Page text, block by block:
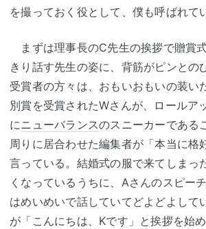
を撮っておく役として、僕も呼ばれて
まずは理事長のC先生の挨拶で贈賞
きり話す先生の姿に、背筋がピンとの
受賞者の方々は、おもいおもいの装い
別賞を受賞されたWさんが、ロールア
にニューバランスのスニーカーである
周りに居合わせた編集者が「本当に格
言っている。結婚式の服で来てしまっ
くなっているうちに、Aさんのスピー
はめいめいで話していてどよどよして
が「こんにちは、Kです」と挨拶を始